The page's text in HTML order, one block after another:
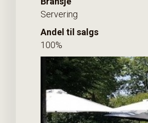
Servering
Andel til salgs
100%